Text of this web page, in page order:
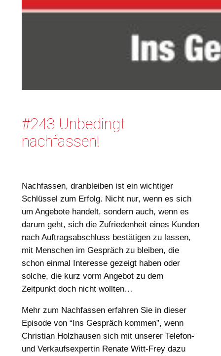
#243 Unbedingt
nachfassen!
Nachfassen, dranbleiben ist ein wichtiger
Schlüssel zum Erfolg. Nicht nur, wenn es sich
um Angebote handelt, sondern auch, wenn es
darum geht, sich die Zufriedenheit eines Kunden
nach Auftragsabschluss bestätigen zu lassen,
mit Menschen im Gespräch zu bleiben, die
schon einmal Interesse gezeigt haben oder
solche, die kurz vorm Angebot zu dem
Zeitpunkt doch nicht wollten…
Mehr zum Nachfassen erfahren Sie in dieser
Episode von “Ins Gespräch kommen”, wenn
Christian Holzhausen sich mit unserer Telefon-
und Verkaufsexpertin Renate Witt-Frey dazu